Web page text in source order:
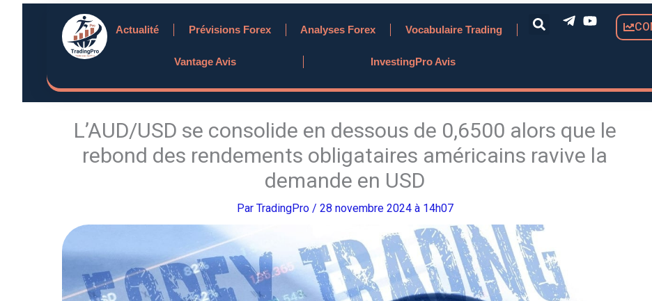
Actualité Prévisions Forex Analyses Forex Vocabulaire Trading
Vantage Avis InvestingPro Avis
L’AUD/USD se consolide en dessous de 0,6500 alors que le
rebond des rendements obligataires américains ravive la
demande en USD
Par TradingPro / 28 novembre 2024 à 14h07